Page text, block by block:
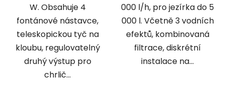
W. Obsahuje 4
fontánové nástavce,
teleskopickou tyč na
kloubu, regulovatelný
druhý výstup pro
chrlič...
000 l/h, pro jezírka do 5
000 l. Včetně 3 vodních
efektů, kombinovaná
filtrace, diskrétní
instalace na...